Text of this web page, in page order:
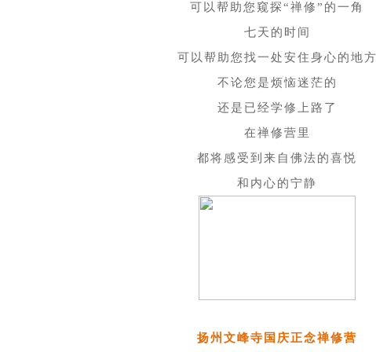
可以帮助您窥探“禅修”的一角
七天的时间
可以帮助您找一处安住身心的地
不论您是烦恼迷茫的
还是已经学修上路了
在禅修营里
都将感受到来自佛法的喜悦
和内心的宁静
扬州文峰寺 国庆正念禅修营